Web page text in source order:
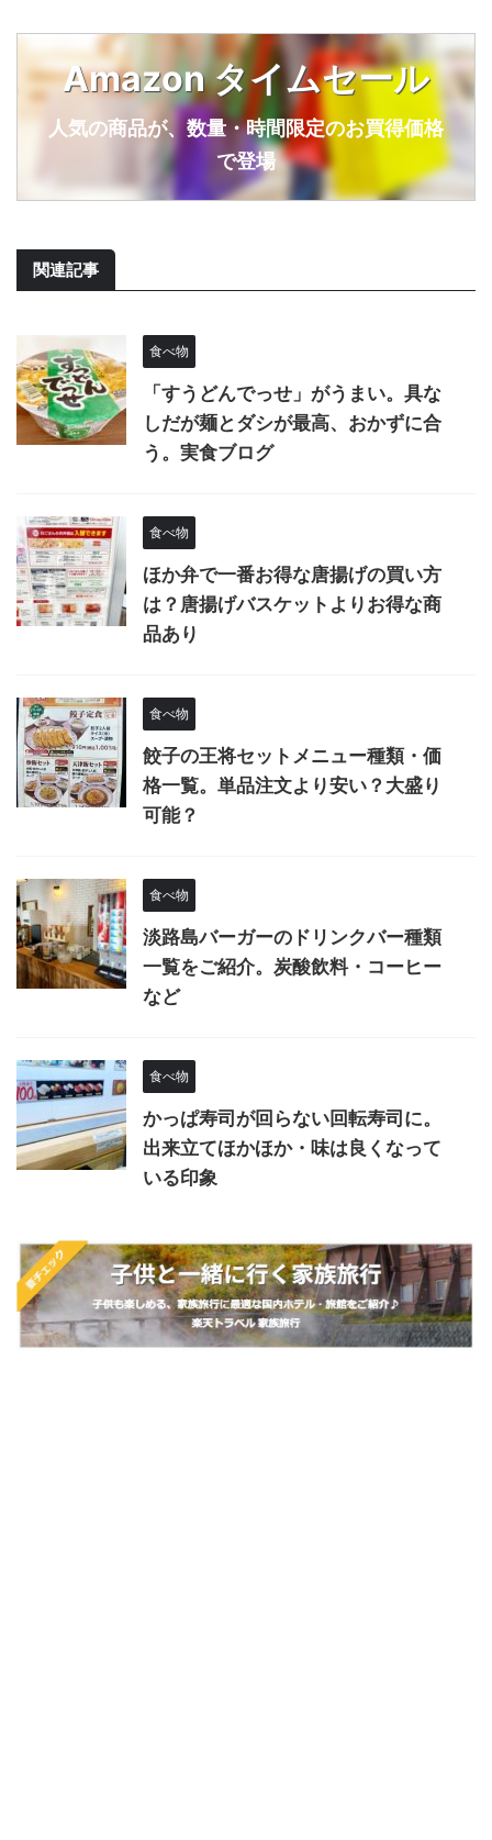
Amazon タイムセール
人気の商品が、数量・時間限定のお買得価格
で登場
関連記事
食べ物
「すうどんでっせ」がうまい。具な
しだが麺とダシが最高、おかずに合
う。実食ブログ
食べ物
ほか弁で一番お得な唐揚げの買い方
は？唐揚げバスケットよりお得な商
品あり
食べ物
餃子の王将セットメニュー種類・価
格一覧。単品注文より安い？大盛り
可能？
食べ物
淡路島バーガーのドリンクバー種類
一覧をご紹介。炭酸飲料・コーヒー
など
食べ物
かっぱ寿司が回らない回転寿司に。
出来立てほかほか・味は良くなって
いる印象